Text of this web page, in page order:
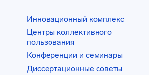
Инновационный комплекс
Центры коллективного
пользования
Конференции и семинары
Диссертационные советы